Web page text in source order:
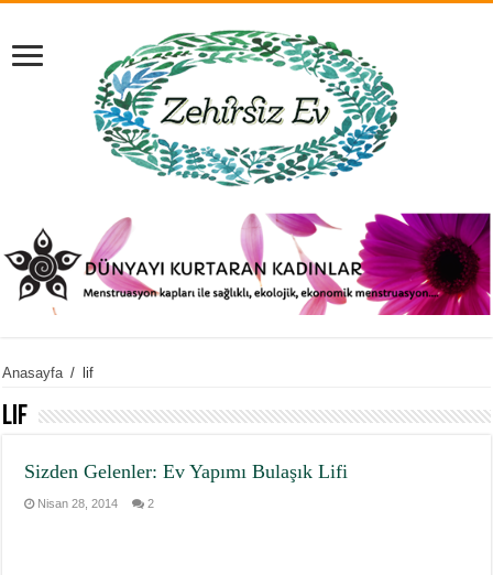
Anasayfa / lif
lif
Sizden Gelenler: Ev Yapımı Bulaşık Lifi
Nisan 28, 2014 2